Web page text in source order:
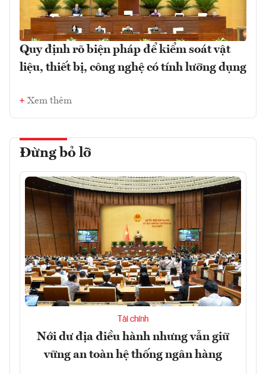
Quy định rõ biện pháp để kiểm soát vật
liệu, thiết bị, công nghệ có tính lưỡng dụng
Xem thêm
Đừng bỏ lỡ
Tài chính
Nới dư địa điều hành nhưng vẫn giữ
vững an toàn hệ thống ngân hàng